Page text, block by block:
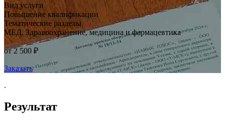
Вид услуги
Повышение квалификации
Тематические разделы
МЕД. Здравоохранение, медицина и фармацевтика
от 2 500 ₽
Заказать
.
Результат